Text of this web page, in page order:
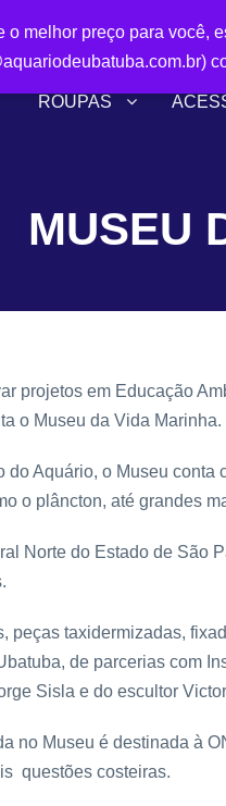
ROUPAS
MUSEU
projetos em Educação
o Museu da Vida Marinha.
do Aquário, o Museu
o plâncton, até grandes
Norte do Estado de São
peças taxidermizadas,
de parcerias com
Sisla e do escultor
no Museu é destinada à
questões costeiras.
melhor preço para